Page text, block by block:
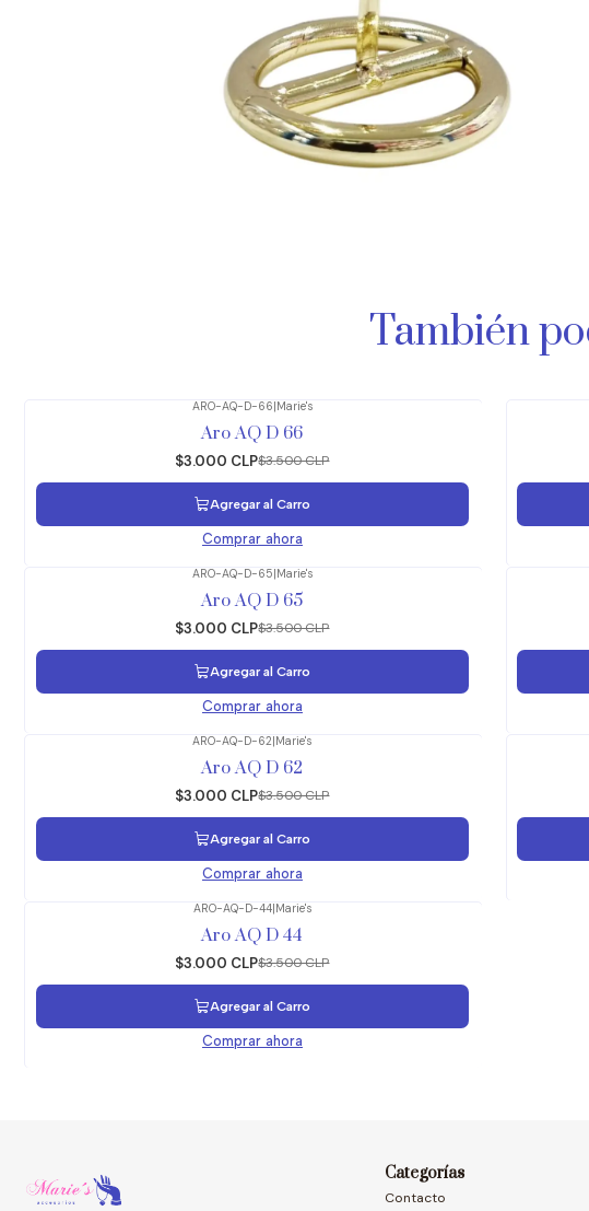
También
ARO-AQ-D-66 Marie's
Aro AQ D 66
$3.000 CLP$3.500 CLP
Agregar al Carro
Comprar ahora
ARO-AQ-D-65 Marie's
Aro AQ D 65
$3.000 CLP$3.500 CLP
Agregar al Carro
Comprar ahora
ARO-AQ-D-62 Marie's
Aro AQ D 62
$3.000 CLP$3.500 CLP
Agregar al Carro
Comprar ahora
ARO-AQ-D-44| Marie's
Aro AQ D 44
$3.000 CLP$3.500 CLP
Agregar al Carro
Comprar ahora
Categorías
Contacto